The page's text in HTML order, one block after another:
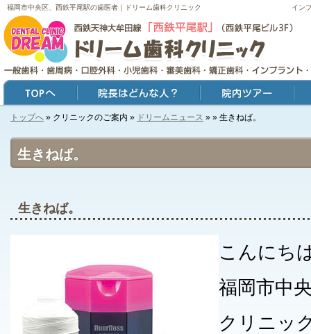
生きねば。
イン
福岡市中央区、西鉄平尾駅の歯医者｜ドリーム歯科クリニック
トップへ » クリニックのご案内 » ドリームニュース » » 生きねば。
生きねば。
こんにち
福岡市中
クリニッ
トップ